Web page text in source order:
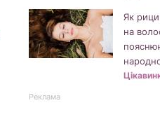
Як
на
Реклама